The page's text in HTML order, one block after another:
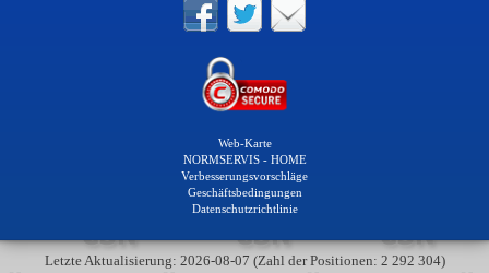
Web-Karte
NORMSERVIS - HOME
Verbesserungsvorschläge
Geschäftsbedingungen
Datenschutzrichtlinie
Letzte Aktualisierung: 2026-08-07 (Zahl der Positionen: 2 292 304)